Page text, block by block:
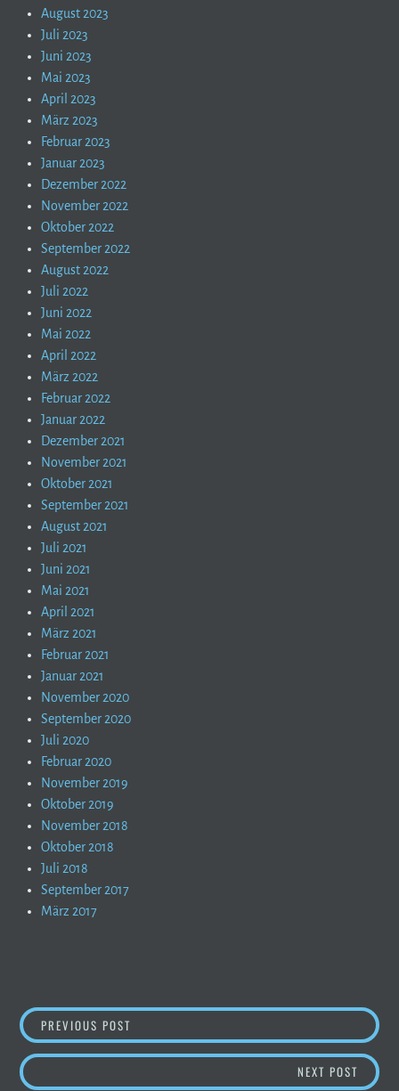
August 2023
Juli 2023
Juni 2023
Mai 2023
April 2023
März 2023
Februar 2023
Januar 2023
Dezember 2022
November 2022
Oktober 2022
September 2022
August 2022
Juli 2022
Juni 2022
Mai 2022
April 2022
März 2022
Februar 2022
Januar 2022
Dezember 2021
November 2021
Oktober 2021
September 2021
August 2021
Juli 2021
Juni 2021
Mai 2021
April 2021
März 2021
Februar 2021
Januar 2021
November 2020
September 2020
Juli 2020
Februar 2020
November 2019
Oktober 2019
November 2018
Oktober 2018
Juli 2018
September 2017
März 2017
BEITRAGSNAVIGATION
PREVIOUS POST BERGBERICHT – SO WIRD’S AM WOCHENENDE
NEXT POST